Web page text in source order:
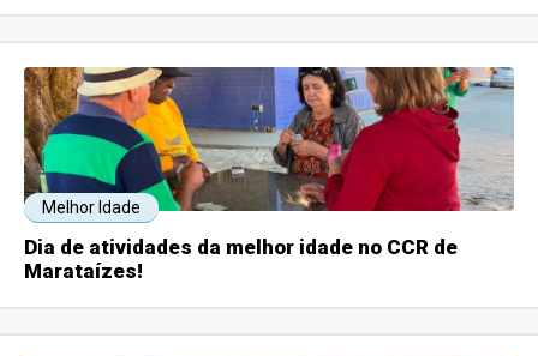
Melhor Idade
Dia de atividades da melhor idade no CCR de
Marataízes!